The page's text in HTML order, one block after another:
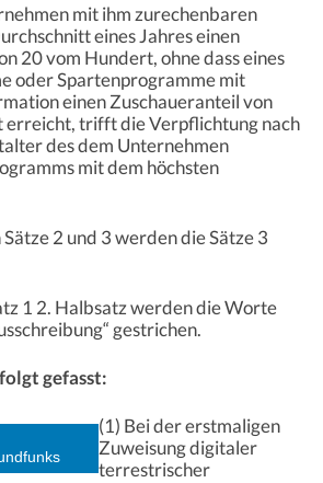
mit ihm zurechenbaren
eines Jahres einen
20 vom Hundert, ohne dass eines
oder Spartenprogramme mit
einen Zuschaueranteil von
erreicht, trifft die Verpflichtung nach
des dem Unternehmen
mit dem höchsten
2 und 3 werden die Sätze 3
1 2. Halbsatz werden die Worte
gestrichen.
gefasst:
(1) Bei der erstmaligen
Zuweisung digitaler
terrestrischer